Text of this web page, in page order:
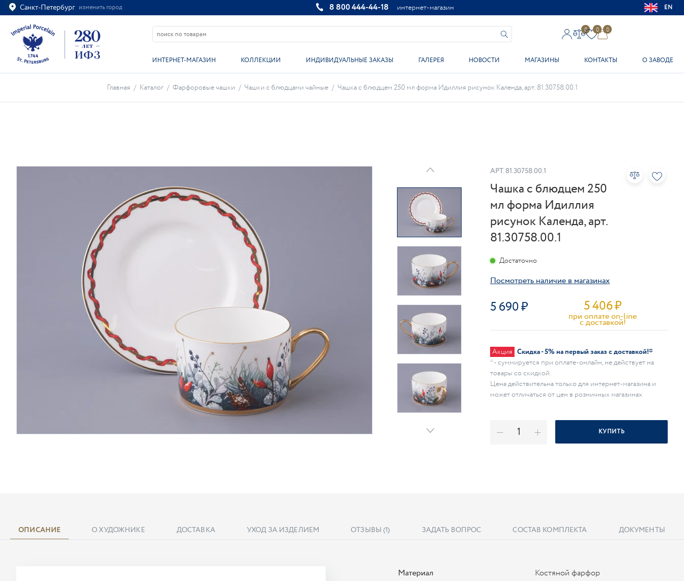
Санкт-Петербург изменить город
Ваш город Санкт-Петербург?
ВСЁ ВЕРНО ИЗМЕНИТЬ
8 800 444-44-18 интернет-магазин EN
0 0 0
ИНТЕРНЕТ-МАГАЗИН КОЛЛЕКЦИИ ИНДИВИДУАЛЬНЫЕ ЗАКАЗЫ ГАЛЕРЕЯ НОВОСТИ МАГАЗИНЫ КОНТАКТЫ О ЗАВОДЕ
Главная / Каталог / Фарфоровые чашки / Чашки с блюдцами чайные / Чашка с блюдцем 250 мл форма Идиллия рисунок Календа, арт. 81.30758.00.1
АРТ. 81.30758.00.1
Чашка с блюдцем 250
мл форма Идиллия
рисунок Календа, арт.
81.30758.00.1
5 690 5 406₽
при оплате on-line
c доставкой!
Посмотреть наличие в магазинах
Достаточно
Акция Скидка - 5% на первый заказ с доставкой!*
* - суммируется при оплате-онлайн, не действует на
товары со скидкой.
Цена действительна только для интернет-магазина и
может отличаться от цен в розничных магазинах
КУПИТЬ
ОПИСАНИЕ О ХУДОЖНИКЕ ДОСТАВКА УХОД ЗА ИЗДЕЛИЕМ ОТЗЫВЫ (1) ЗАДАТЬ ВОПРОС СОСТАВ КОМПЛЕКТА ДОКУМЕНТЫ
Материал
Костяной фарфор